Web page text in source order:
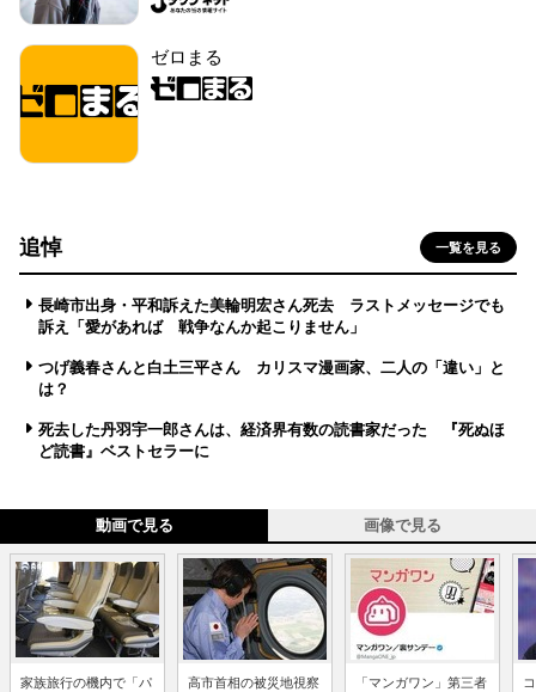
ゼロまる
追悼 一覧を見る
長崎市出身・平和訴えた美輪明宏さん死去 ラストメッセージでも
訴え「愛があれば 戦争なんか起こりません」
つげ義春さんと白土三平さん カリスマ漫画家、二人の「違い」と
は？
死去した丹羽宇一郎さんは、経済界有数の読書家だった 『死ぬほ
ど読書』ベストセラーに
動画で見る 画像で見る
家族旅行の機内で「パ
高市首相の被災地視察
「マンガワン」第三者